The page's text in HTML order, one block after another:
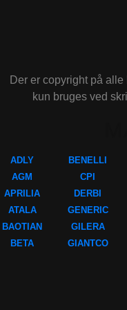
Der er copyright på
kun bruges ved
ADLY
AGM
APRILIA
ATALA
BAOTIAN
BETA
BENELLI
CPI
DERBI
GENERIC
GILERA
GIANTCO